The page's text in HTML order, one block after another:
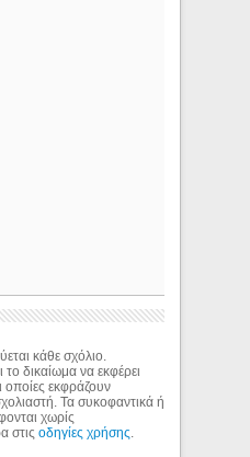
κάθε σχόλιο.
δικαίωμα να εκφέρει
οποίες εκφράζουν
Τα συκοφαντικά ή
χωρίς
στιςοδηγίες χρήσης.